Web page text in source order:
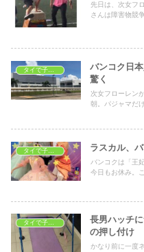
先日は、次女フ
さんは障害物競
バンコク日
驚く
次女フローレン
朝。パジャマだ
ラスカル、
バンコクは「王
今日もお休み。
タイで子育て
長男ハッチについ
の押し付け
かなり前に一度